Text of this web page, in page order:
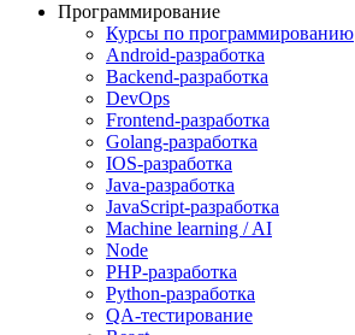
Программирование
Курсы по программированию
Android-разработка
Backend-разработка
DevOps
Frontend-разработка
Golang-разработка
IOS-разработка
Java-разработка
JavaScript-разработка
Machine learning / AI
Node
PHP-разработка
Python-разработка
QA-тестирование